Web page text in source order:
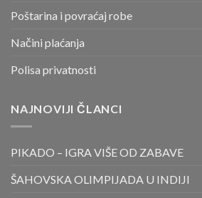
Poštarina i povraćaj robe
Načini plaćanja
Polisa privatnosti
NAJNOVIJI ČLANCI
PIKADO – IGRA VIŠE OD ZABAVE
ŠAHOVSKA OLIMPIJADA U INDIJI